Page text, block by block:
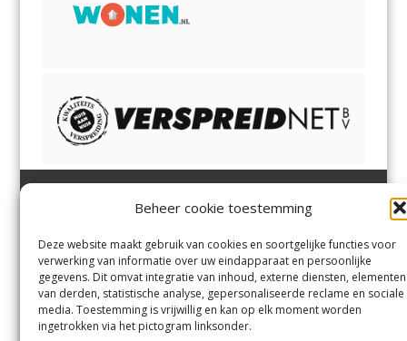
Beheer cookie toestemming
Deze website maakt gebruik van cookies en soortgelijke functies voor
verwerking van informatie over uw eindapparaat en persoonlijke
gegevens. Dit omvat integratie van inhoud, externe diensten, elementen
van derden, statistische analyse, gepersonaliseerde reclame en sociale
media. Toestemming is vrijwillig en kan op elk moment worden
ingetrokken via het pictogram linksonder.
Margadantstraat 34
1976 DN IJmuiden
023-8200170
info@heemsteder.nl
info@bloemendaler.nl
Bennebroek,Vogelenzang,
OverveenenAerdenhout
Contact